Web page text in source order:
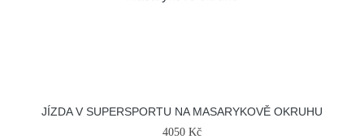
JÍZDA V SUPERSPORTU NA MASARYKOVĚ OKRUHU
4050 Kč